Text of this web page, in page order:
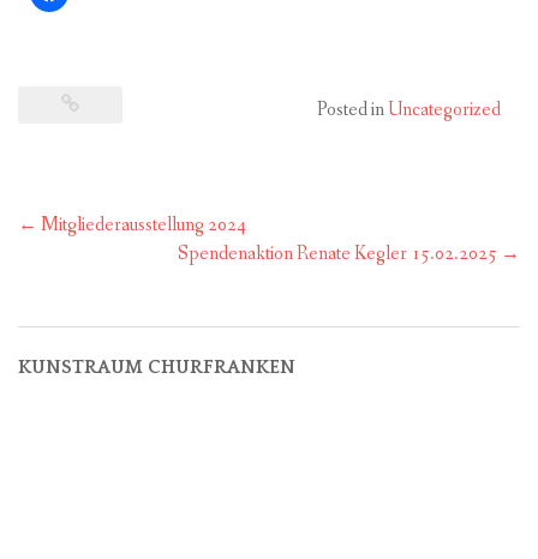
Posted inUncategorized
Post
← Mitgliederausstellung 2024
Spendenaktion Renate Kegler 15.02.2025 →
KUNSTRAUM CHURFRANKEN